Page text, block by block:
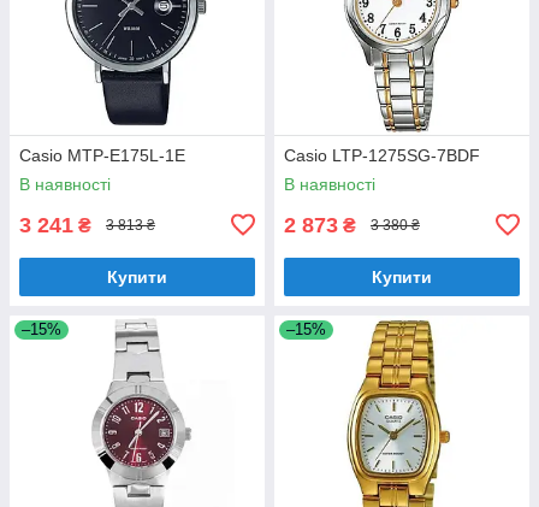
Casio MTP-E175L-1E
В наявності
3 241 ₴ 3 813 ₴
Купити
Casio LTP-1275SG-7BDF
В наявності
2 873 ₴ 3 380 ₴
Купити
–15% –15%